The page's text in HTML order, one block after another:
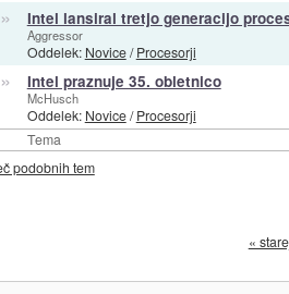
Tema
» Intel lansiral tretjo generacijo
Aggressor
Oddelek: Novice/Procesorji
» Intel praznuje 35. obletnico
McHusch
Oddelek: Novice/Procesorji
podobnih tem
«